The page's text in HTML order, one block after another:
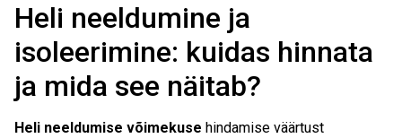
Heli neeldumine ja
isoleerimine: kuidas hinnata
ja mida see näitab?
Heli neeldumise võimekuse hindamise väärtust